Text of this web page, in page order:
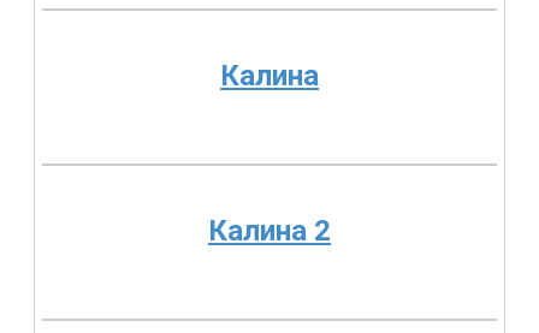
Калина
Калина 2